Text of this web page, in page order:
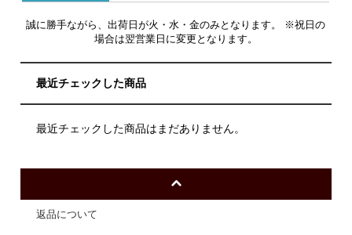
誠に勝手ながら、出荷日が火・水・金のみとなります。 ※祝日の
場合は翌営業日に変更となります。
最近チェックした商品
最近チェックした商品はまだありません。
返品について